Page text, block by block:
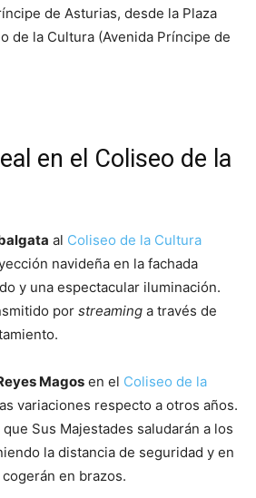
de Asturias, desde la Plaza
de la Cultura (Avenida Príncipe de
en el Coliseo de la
al Coliseo de la Cultura
navideña en la fachada
y una espectacular iluminación.
por streaming a través de
Magos en el Coliseo de la
variaciones respecto a otros años.
Sus Majestades saludarán a los
la distancia de seguridad y en
en brazos.